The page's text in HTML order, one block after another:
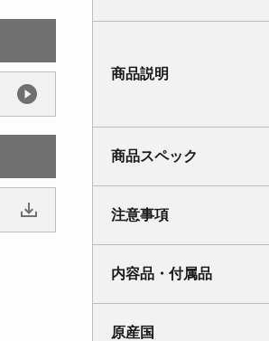
商品説明
商品スペック
注意事項
内容品・付属品
原産国